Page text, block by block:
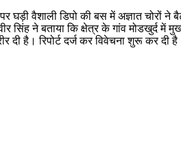
घड़ी वैशाली डिपो की बस में अज्ञात चोरों
सिंह ने बताया कि क्षेत्र के गांव मोडखुर्द
दी है। रिपोर्ट दर्ज कर विवेचना शुरू कर दी